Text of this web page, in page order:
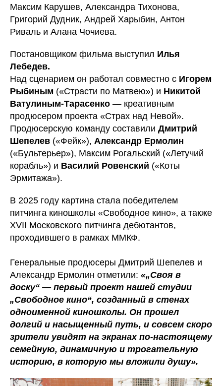
Максим Карушев, Александра Тихонова,
Григорий Дудник, Андрей Харыбин, Антон
Риваль и Алана Чочиева.
Постановщиком фильма выступил Илья
Лебедев.
Над сценарием он работал совместно с Игорем
Рыбиным («Страсти по Матвею») и Никитой
Ватулиным-Тарасенко — креативным
продюсером проекта «Страх над Невой».
Продюсерскую команду составили Дмитрий
Шепелев («Фейк»), Александр Ермолин
(«Бультерьер»), Максим Рогальский («Летучий
корабль») и Василий Ровенский («Коты
Эрмитажа»).
В 2025 году картина стала победителем
питчинга киношколы «Свободное кино», а также
ХVII Московского питчинга дебютантов,
проходившего в рамках ММКФ.
Генеральные продюсеры Дмитрий Шепелев и
Александр Ермолин отметили: «„Своя в
доску“ — первый проект нашей студии
„Свободное кино“, созданный в стенах
одноименной киношколы. Он прошел
долгий и насыщенный путь, и совсем скоро
зрители увидят на экранах по-настоящему
семейную, динамичную и трогательную
историю, в которую мы вложили душу».